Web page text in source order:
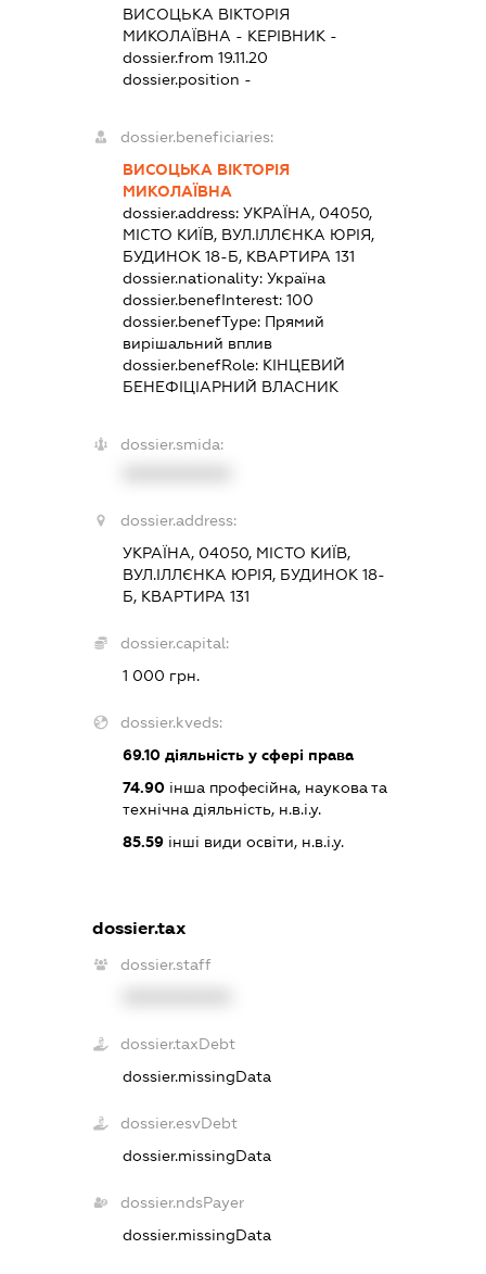
ВИСОЦЬКА ВІКТОРІЯ
МИКОЛАЇВНА - КЕРІВНИК -
dossier.from 19.11.20
dossier.position -
dossier.beneficiaries:
ВИСОЦЬКА ВІКТОРІЯ
МИКОЛАЇВНА
dossier.address: УКРАЇНА, 04050,
МІСТО КИЇВ, ВУЛ.ІЛЛЄНКА ЮРІЯ,
БУДИНОК 18-Б, КВАРТИРА 131
dossier.nationality: Україна
dossier.benefInterest: 100
dossier.benefType: Прямий
вирішальний вплив
dossier.benefRole: КІНЦЕВИЙ
БЕНЕФІЦІАРНИЙ ВЛАСНИК
dossier.smida:
dossier.address:
УКРАЇНА, 04050, МІСТО КИЇВ,
ВУЛ.ІЛЛЄНКА ЮРІЯ, БУДИНОК 18-
Б, КВАРТИРА 131
dossier.capital:
1 000 грн.
dossier.kveds:
69.10діяльність у сфері права
74.90інша професійна, наукова та
технічна діяльність, н.в.і.у.
85.59інші види освіти, н.в.і.у.
dossier.tax
dossier.staff
dossier.taxDebt
dossier.missingData
dossier.esvDebt
dossier.missingData
dossier.ndsPayer
dossier.missingData